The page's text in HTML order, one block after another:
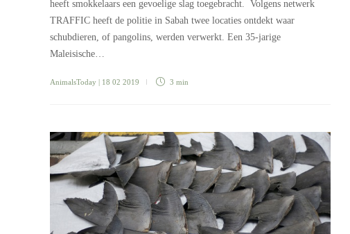
heeft smokkelaars een gevoelige slag toegebracht. Volgens netwerk
TRAFFIC heeft de politie in Sabah twee locaties ontdekt waar
schubdieren, of pangolins, werden verwerkt. Een 35-jarige
Maleisische…
AnimalsToday | 18 02 2019 3 min